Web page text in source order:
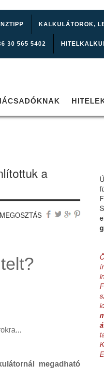
KALKULÁTOROK,
30 565 5402
a
MEGOSZTÁS
megadható